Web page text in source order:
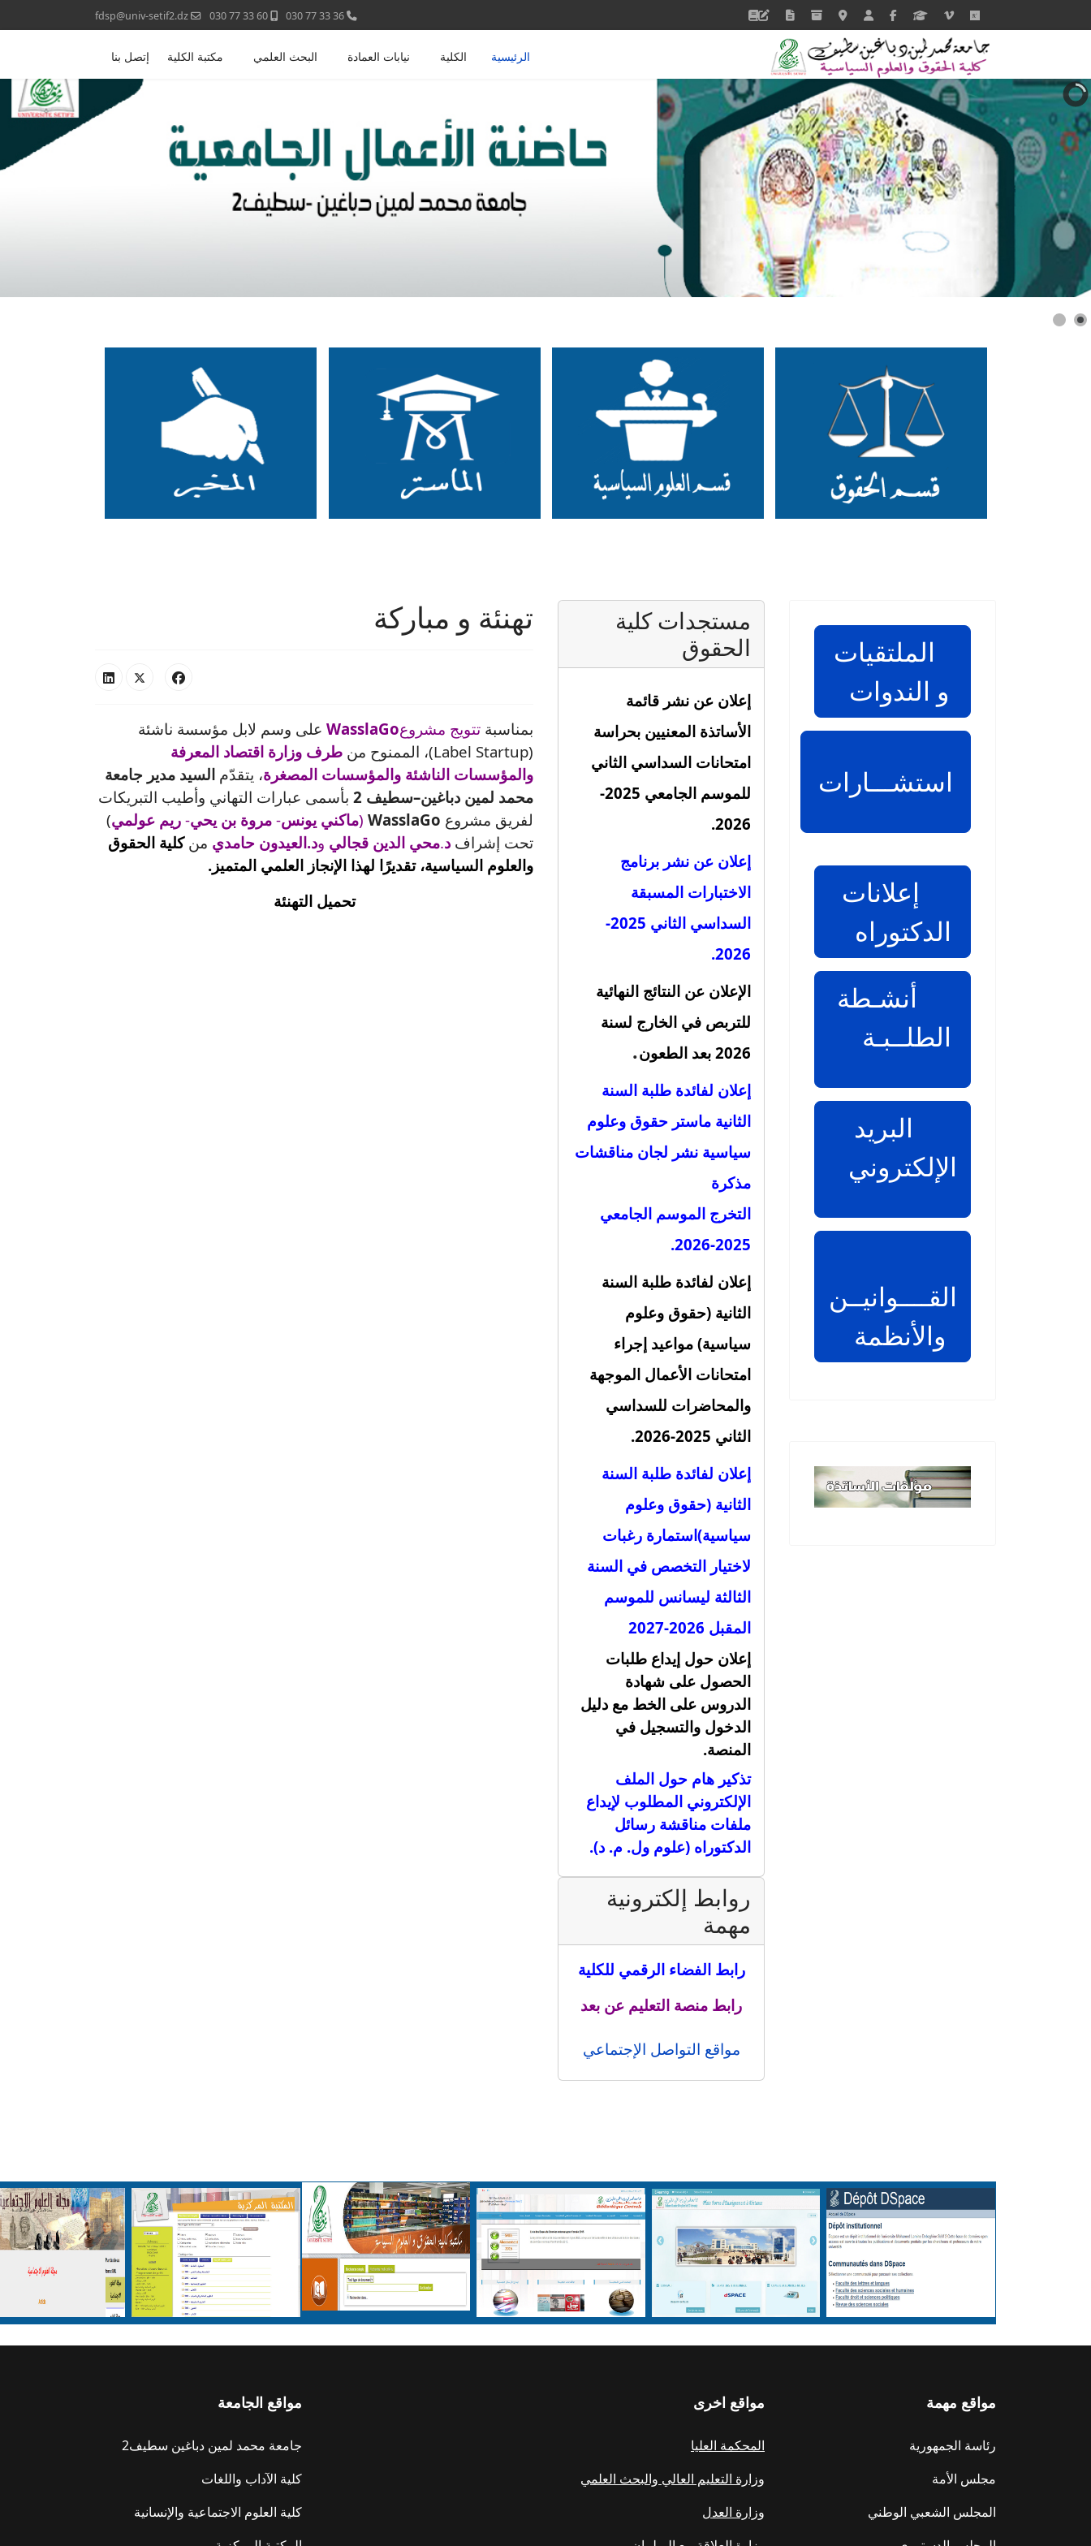
36 33 77 030
60 33 77 030
fdsp@univ-setif2.dz
الرئيسية الكلية نيابات العمادة البحث العلمي مكتبة الكلية إتصل بنا
الملتقيات
و الندوات
استشـــارات
إعلانات
الدكتوراه
أنشـطة
الطلــبـة
البريد
الإلكتروني
القــــوانيــن
والأنظمة
مستجدات كلية
الحقوق
إعلان عن نشر قائمة
الأساتذة المعنيين بحراسة
امتحانات السداسي الثاني
للموسم الجامعي 2025-
2026.
إعلان عن نشر برنامج
الاختبارات المسبقة
السداسي الثاني 2025-
2026.
الإعلان عن النتائج النهائية
للتربص في الخارج لسنة
2026 بعد الطعون
.
إعلان لفائدة طلبة السنة
الثانية ماستر حقوق وعلوم
سياسية نشر لجان مناقشات
مذكرة
التخرج الموسم الجامعي
2025-2026
.
إعلان لفائدة طلبة السنة
الثانية (حقوق وعلوم
سياسية) مواعيد إجراء
امتحانات الأعمال الموجهة
والمحاضرات للسداسي
الثاني 2025-2026.
إعلان لفائدة طلبة السنة
الثانية (حقوق وعلوم
سياسية)استمارة رغبات
لاختيار التخصص في السنة
الثالثة ليسانس للموسم
المقبل 2026-2027
إعلان حول إيداع طلبات
الحصول على شهادة
الدروس على الخط مع دليل
الدخول والتسجيل في
المنصة.
تذكير هام حول الملف
الإلكتروني المطلوب لإيداع
ملفات مناقشة رسائل
الدكتوراه (علوم ول. م. د).
روابط إلكترونية
مهمة
رابط الفضاء الرقمي للكلية
رابط منصة التعليم عن بعد
مواقع التواصل الإجتماعي
تهنئة و مباركة
بمناسبة تتويج مشروعWasslaGo على وسم لابل مؤسسة ناشئة
(Label Startup)، الممنوح من
طرف وزارة اقتصاد المعرفة
والمؤسسات الناشئة والمؤسسات المصغرة، يتقدّم السيد مدير جامعة
محمد لمين دباغين–سطيف 2
بأسمى عبارات التهاني وأطيب التبريكات
لفريق مشروع WasslaGo
(ماكني يونس- مروة بن يحي- ريم عولمي)
تحت إشراف د.محي الدين قجالي ود.العيدون حامدي منكلية الحقوق
والعلوم السياسية، تقديرًا لهذا الإنجاز العلمي المتميز.
تحميل التهنئة
مواقع مهمة
رئاسة الجمهورية
مجلس الأمة
المجلس الشعبي الوطني
مواقع اخرى
المحكمة العليا
وزارة التعليم العالي والبحث العلمي
وزارة العدل
مواقع الجامعة
جامعة محمد لمين دباغين سطيف2
كلية الآداب واللغات
كلية العلوم الاجتماعية والإنسانية